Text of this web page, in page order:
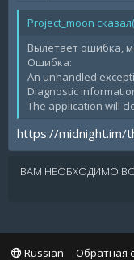
Project_moon
Вылетает ошибка,
Ошибка:
An unhandled
Diagnostic
The application will
https://midnight.im/
ВАМ НЕОБХОДИМО
Russian Обратная